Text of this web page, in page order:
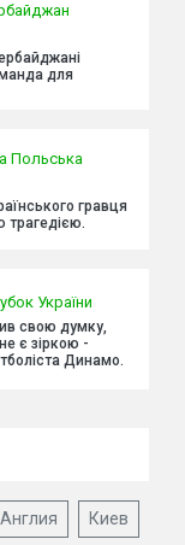
для
Польська
гравця
трагедією.
України
свою думку,
є зіркою -
Динамо.
Англия Киев